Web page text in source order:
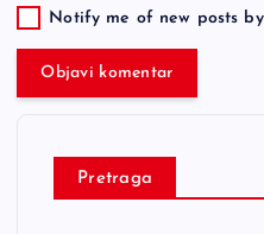
Notify me of new posts
Pretraga